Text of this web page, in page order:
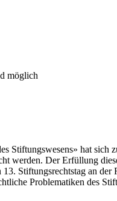
möglich
Stiftungswesens» hat
werden. Der Erfüllung
Stiftungsrechtstag an
Problematiken des